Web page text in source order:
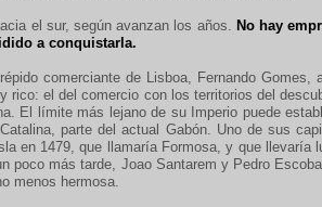
el sur, según avanzan los años. No hay
a conquistarla.
comerciante de Lisboa, Fernando Gomes,
rico: el del comercio con los territorios del
El límite más lejano de su Imperio puede
parte del actual Gabón. Uno de sus
en 1479, que llamaría Formosa, y que llevaría
poco más tarde, Joao Santarem y Pedro
menos hermosa.